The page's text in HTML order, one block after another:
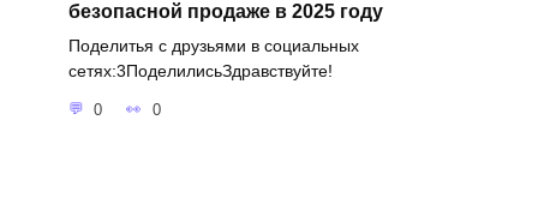
безопасной продаже в 2025 году
Поделитья с друзьями в социальных
сетях:3ПоделилисьЗдравствуйте!
0 0